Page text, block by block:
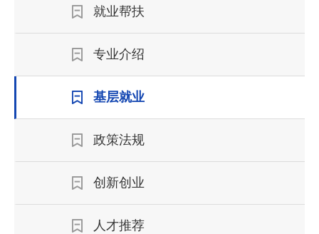
就业帮扶
专业介绍
基层就业
政策法规
创新创业
人才推荐